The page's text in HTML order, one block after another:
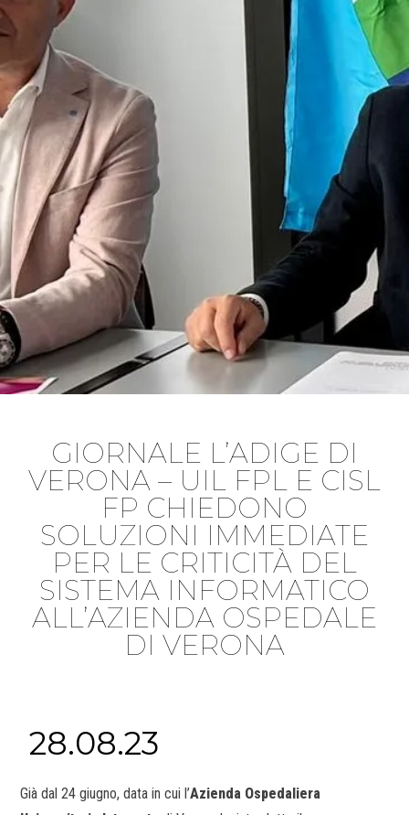
GIORNALE L’ADIGE DI
VERONA – UIL FPL E CISL
FP CHIEDONO
SOLUZIONI IMMEDIATE
PER LE CRITICITÀ DEL
SISTEMA INFORMATICO
ALL’AZIENDA OSPEDALE
DI VERONA
28.08.23
Già dal 24 giugno, data in cui l’Azienda Ospedaliera